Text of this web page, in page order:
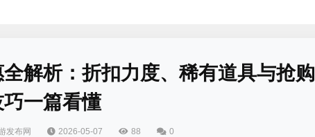
解析：折扣力度、稀有道具与抢购
巧一篇看懂
发布网 2026-05-07 88 0